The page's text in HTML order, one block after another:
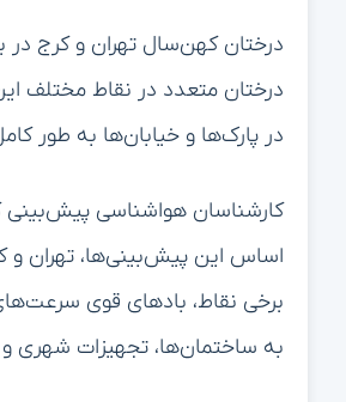
درختان کهن‌سال تهران و کرج
درختان متعدد در نقاط مختلف
در پارک‌ها و خیابان‌ها به طور
اساس این پیش‌بینی‌ها، تهران
به ساختمان‌ها، تجهیزات شهری و